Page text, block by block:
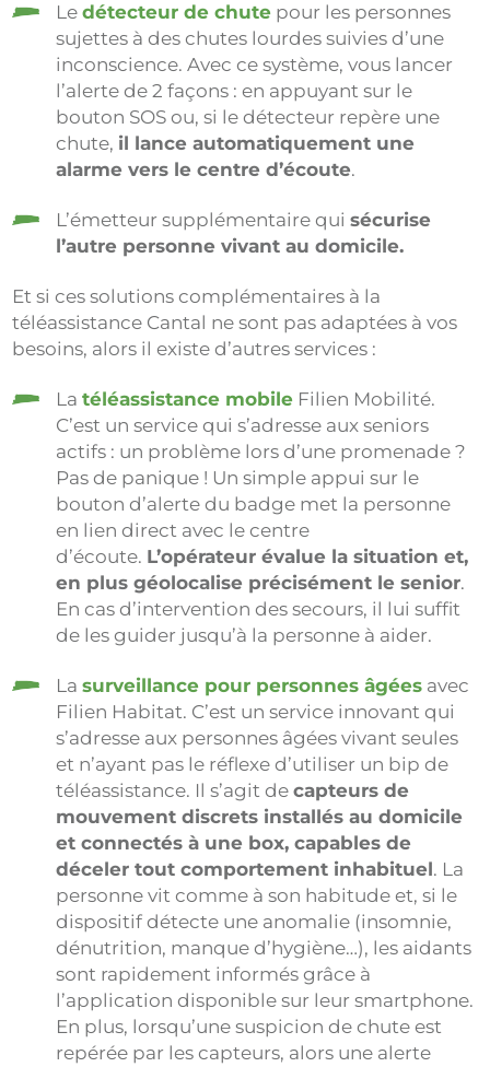
Ledétecteur de chute pour les personnes
sujettes à des chutes lourdes suivies d’une
inconscience. Avec ce système, vous lancer
l’alerte de 2 façons : en appuyant sur le
bouton SOS ou, si le détecteur repère une
chute, il lance automatiquement une
alarme vers le centre d’écoute.
L’émetteur supplémentaire quisécurise
l’autre personne vivant au domicile.
Et si ces solutions complémentaires à la
téléassistance Cantal ne sont pas adaptées à vos
besoins, alors il existe d’autres services :
Latéléassistance mobile Filien Mobilité.
C’est un service qui s’adresse aux seniors
actifs : un problème lors d’une promenade ?
Pas de panique ! Un simple appui sur le
bouton d’alerte du badge met la personne
en lien direct avec le centre
d’écoute. L’opérateur évalue la situation et,
en plus géolocalise précisément le senior.
En cas d’intervention des secours, il lui suffit
de les guider jusqu’à la personne à aider.
Lasurveillance pour personnes âgées avec
Filien Habitat. C’est un service innovant qui
s’adresse aux personnes âgées vivant seules
et n’ayant pas le réflexe d’utiliser un bip de
téléassistance. Il s’agit decapteurs de
mouvement discrets installés au domicile
et connectés à une box, capables de
déceler tout comportement inhabituel. La
personne vit comme à son habitude et, si le
dispositif détecte une anomalie (insomnie,
dénutrition, manque d’hygiène…), les aidants
sont rapidement informés grâce à
l’application disponible sur leur smartphone.
En plus, lorsqu’une suspicion de chute est
repérée par les capteurs, alors une alerte